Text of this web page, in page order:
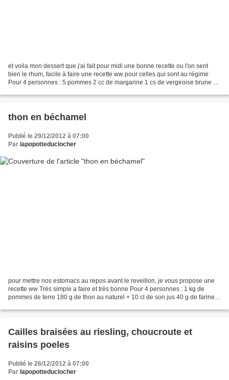
et voila mon dessert que j'ai fait pour midi une bonne recette ou l'on sent
bien le rhum, facile à faire une recette ww pour celles qui sont au régime
Pour 4 personnes : 5 pommes 2 cc de margarine 1 cs de vergeoise brune 1
thon en béchamel
Publié le 29/12/2012 à 07:00
Par lapopotteduclocher
pour mettre nos estomacs au repos avant le reveillon, je vous propose une
recette ww Très simple a faire et très bonne Pour 4 personnes : 1 kg de
pommes de terre 180 g de thon au naturel + 10 cl de son jus 40 g de farine
Cailles braisées au riesling, choucroute et
raisins poeles
Publié le 26/12/2012 à 07:00
Par lapopotteduclocher